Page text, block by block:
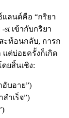
ลนด์คือ “กริยา
-stเข้ากับกริยา
ะท้อนกลับ, การก
ต่บ่อยครั้งก็เกิด
ยสิ้นเชิง:
บอาย”)
ำเร็จ”)